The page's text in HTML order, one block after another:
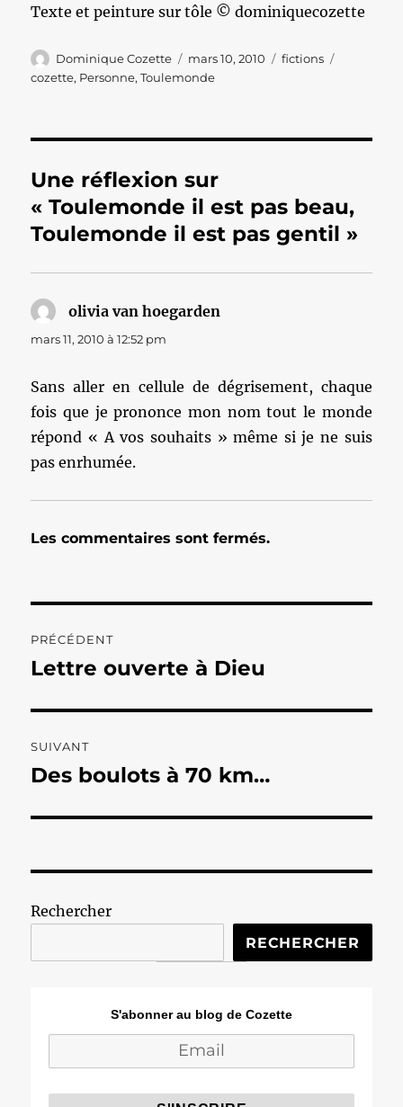
Texte et peinture sur tôle © dominiquecozette
Auteur
Dominique Cozette
Publié
le
mars 10, 2010 Catégories
fictions
cozette, Personne,Toulemonde
Une réflexion sur
« Toulemonde il est pas beau,
Toulemonde il est pas gentil »
olivia van hoegarden
mars 11, 2010 à 12:52 pm
Sans aller en cellule de dégrisement, chaque
fois que je prononce mon nom tout le monde
répond « A vos souhaits » même si je ne suis
pas enrhumée.
Les commentaires sont fermés.
de
PRÉCÉDENT
Publication
Lettre ouverte à Dieu
SUIVANT
Publication
Des boulots à 70 km…
Rechercher
RECHERCHER
S'abonner au blog de Cozette